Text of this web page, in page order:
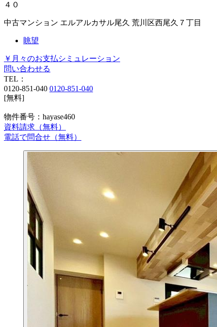
４０
中古マンション エルアルカサル尾久 荒川区西尾久７丁目
眺望
￥月々のお支払シミュレーション
問い合わせる
TEL：
0120-851-040 0120-851-040
[無料]
物件番号：hayase460
資料請求（無料）
電話で問合せ（無料）